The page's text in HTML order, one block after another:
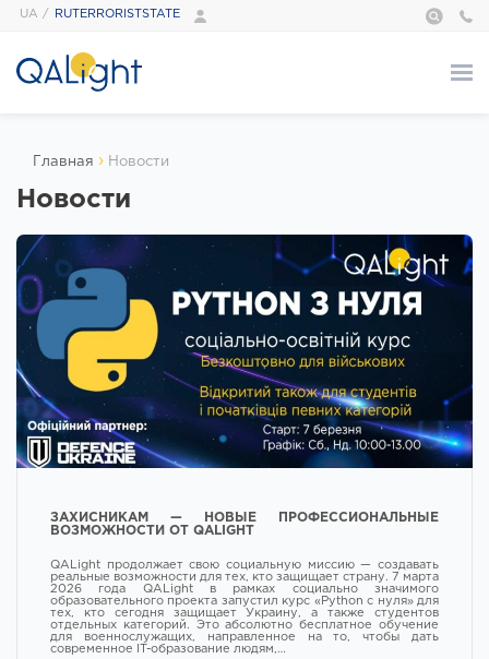
UA RUTERRORISTSTATE
Главная › Новости
Новости
ЗАХИСНИКАМ — НОВЫЕ ПРОФЕССИОНАЛЬНЫЕ
ВОЗМОЖНОСТИ ОТ QALIGHT
QALight продолжает свою социальную миссию — создавать
реальные возможности для тех, кто защищает страну. 7 марта
2026 года QALight в рамках социально значимого
образовательного проекта запустил курс «Python с нуля» для
тех, кто сегодня защищает Украину, а также студентов
отдельных категорий. Это абсолютно бесплатное обучение
для военнослужащих, направленное на то, чтобы дать
современное IT-образование людям,…
Курсы
ТЕСТИРОВАНИЕ
БАЗОВЫЙ МОДУЛЬ
ТЕСТИРОВАНИЯ
АВТОМАТИЗАЦИЯ
FULLSTACK WEB
DEVELOPER
МЕНЕДЖМЕНТ В IT
FRONTEND WEB